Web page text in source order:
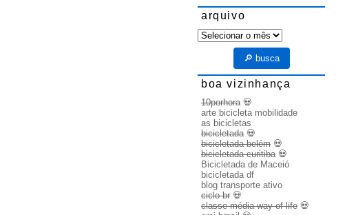
arquivo
arquivo
🔎 busca
boa vizinhança
10porhora💀
arte bicicleta mobilidade
as bicicletas
bicicletada💀
bicicletada belém 💀
bicicletada curitiba💀
Bicicletada de Maceió
bicicletada df
blog transporte ativo
ciclo br 💀
classe média way of life 💀